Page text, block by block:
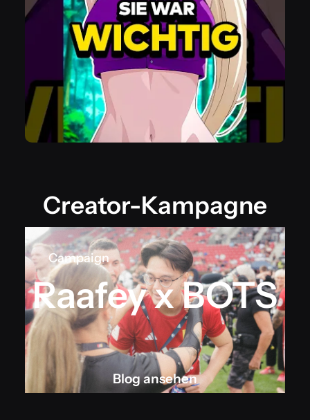
Creator-Kampagne
Campaign
Raafey x BOTS
Blog ansehen
Blog ansehen